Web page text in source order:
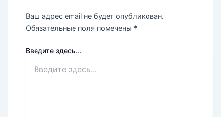
Ваш адрес email не будет опубликован.
Обязательные поля помечены *
Введите здесь...